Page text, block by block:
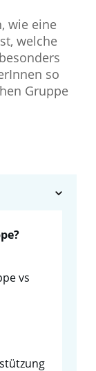
wie eine
welche
so
Gruppe
vs